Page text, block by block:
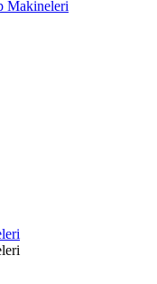
Makineleri